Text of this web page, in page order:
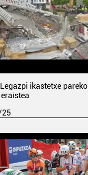
ikastetxe pareko